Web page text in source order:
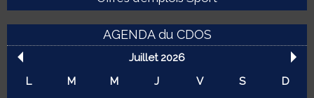
AGENDA du CDOS
Juillet 2026
L
M M J V S
D